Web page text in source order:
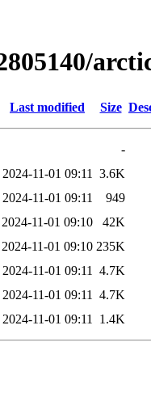
Last modified Size
-
2024-11-01 09:11
3.6K
2024-11-01 09:11
949
2024-11-01 09:10
42K
2024-11-01 09:10 235K
2024-11-01 09:11
4.7K
2024-11-01 09:11
4.7K
2024-11-01 09:11 1.4K